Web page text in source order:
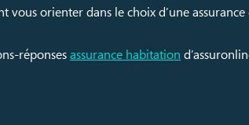
vous orienter dans le choix d’une
réponsesassurance habitation